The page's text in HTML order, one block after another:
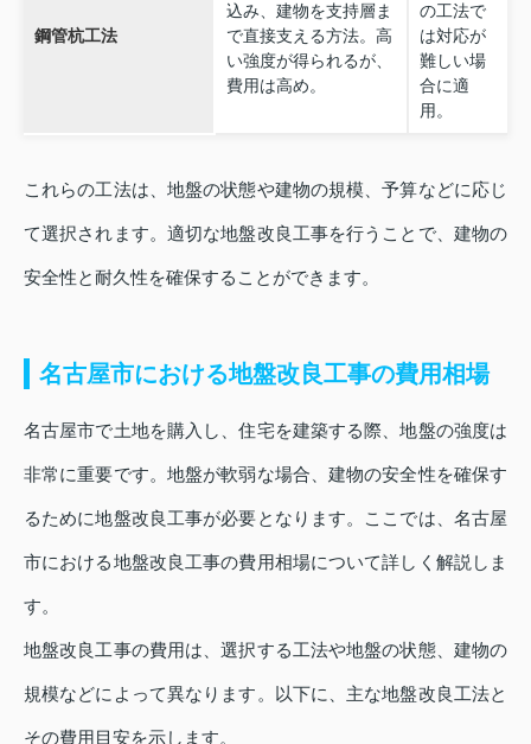
鋼管杭工法
込み、建物を支持層ま
で直接支える方法。高
い強度が得られるが、
費用は高め。
の工法で
は対応が
難しい場
合に適
用。
これらの工法は、地盤の状態や建物の規模、予算などに応じ
て選択されます。適切な地盤改良工事を行うことで、建物の
安全性と耐久性を確保することができます。
名古屋市における地盤改良工事の費用相場
名古屋市で土地を購入し、住宅を建築する際、地盤の強度は
非常に重要です。地盤が軟弱な場合、建物の安全性を確保す
るために地盤改良工事が必要となります。ここでは、名古屋
市における地盤改良工事の費用相場について詳しく解説しま
す。
地盤改良工事の費用は、選択する工法や地盤の状態、建物の
規模などによって異なります。以下に、主な地盤改良工法と
その費用目安を示します。